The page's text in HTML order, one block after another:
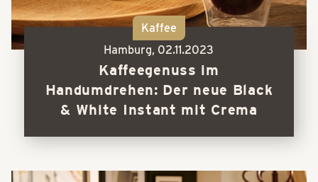
Kaffee
Hamburg, 02.11.2023
Kaffeegenuss im
Handumdrehen: Der neue Black
& White Instant mit Crema